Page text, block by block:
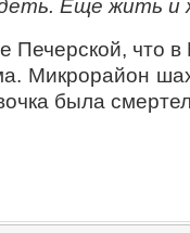
Еще жить
что
Микрорайон
была